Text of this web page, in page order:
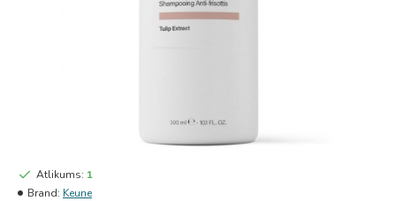
Atlikums: 1
Brand: Keune